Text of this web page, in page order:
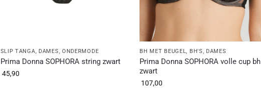
SLIP TANGA, DAMES, ONDERMODE
Prima Donna SOPHORA string zwart
45,90
BH MET BEUGEL, BH'S, DAMES
Prima Donna SOPHORA volle cup bh
zwart
107,00